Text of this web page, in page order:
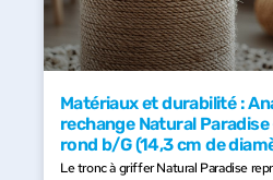
Matériaux et durabilité :
rechange Natural
rond b/G (14,3 cm de
Le tronc à griffer Natural Paradise